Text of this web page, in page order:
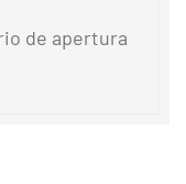
de apertura